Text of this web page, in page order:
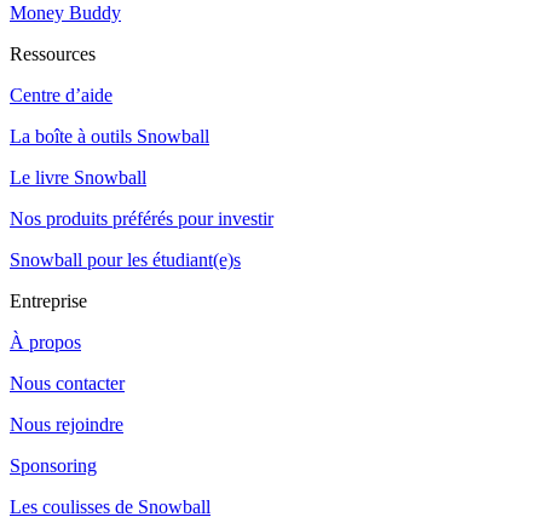
Money Buddy
Ressources
Centre d’aide
La boîte à outils Snowball
Le livre Snowball
Nos produits préférés pour investir
Snowball pour les étudiant(e)s
Entreprise
À propos
Nous contacter
Nous rejoindre
Sponsoring
Les coulisses de Snowball